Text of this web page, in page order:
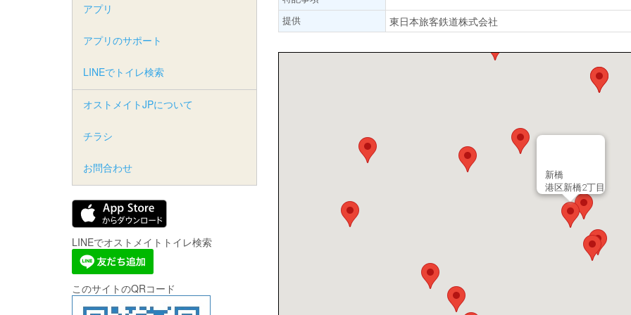
提供
東日本旅客鉄道株式会社
新橋
港区新橋2丁目
アプリ
アプリのサポート
LINEでトイレ検索
オストメイトJPについて
チラシ
お問合わせ
LINEでオストメイトトイレ検索
このサイトのQRコード